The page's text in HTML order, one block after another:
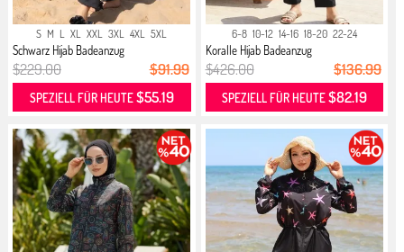
S M L XL XXL 3XL 4XL 5XL
Schwarz Hijab Badeanzug
$229.00 $91.99
SPEZIELL FÜR HEUTE$55.19
6-8 10-12 14-16 18-20 22-24
Koralle Hijab Badeanzug
$426.00 $136.99
SPEZIELL FÜR HEUTE$82.19